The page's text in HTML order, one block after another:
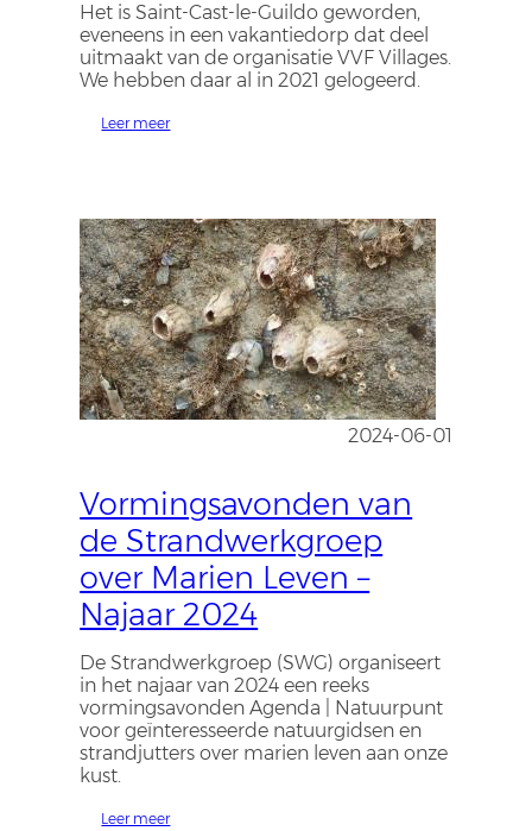
Het is Saint-Cast-le-Guildo geworden,
eveneens in een vakantiedorp dat deel
uitmaakt van de organisatie VVF Villages.
We hebben daar al in 2021 gelogeerd.
Leer meer
2024-06-01
Vormingsavonden van
de Strandwerkgroep
over Marien Leven –
Najaar 2024
De Strandwerkgroep (SWG) organiseert
in het najaar van 2024 een reeks
vormingsavonden Agenda | Natuurpunt
voor geïnteresseerde natuurgidsen en
strandjutters over marien leven aan onze
kust.
Leer meer